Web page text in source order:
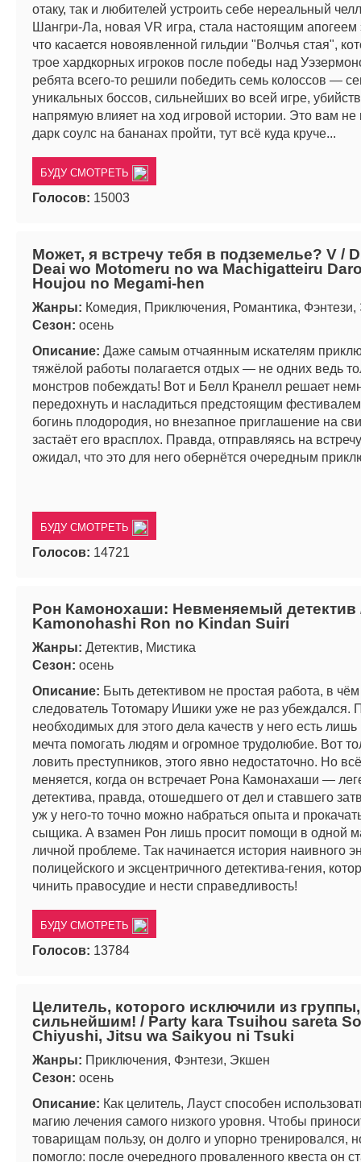
отаку, так и любителей устроить себе нереальный
Шангри-Ла, новая VR игра, стала настоящим апогеем
что касается новоявленной гильдии "Волчья стая",
трое хардкорных игроков после победы над
ребята всего-то решили победить семь колоссов —
уникальных боссов, сильнейших во всей игре,
напрямую влияет на ход игровой истории. Это вам не
дарк соулс на бананах пройти, тут всё куда круче...
БУДУ СМОТРЕТЬ
Голосов: 15003
Может, я встречу тебя в подземелье? V /
Deai wo Motomeru no wa Machigatteiru
Houjou no Megami-hen
Жанры: Комедия, Приключения, Романтика,
Сезон: осень
Описание: Даже самым отчаянным искателям
тяжёлой работы полагается отдых — не одних ведь
монстров побеждать! Вот и Белл Кранелл решает
передохнуть и насладиться предстоящим фестивалем
богинь плодородия, но внезапное приглашение на
застаёт его врасплох. Правда, отправляясь на
ожидал, что это для него обернётся очередным
БУДУ СМОТРЕТЬ
Голосов: 14721
Рон Камонохаши: Невменяемый детектив
Kamonohashi Ron no Kindan Suiri
Жанры: Детектив, Мистика
Сезон: осень
Описание: Быть детективом не простая работа, в
следователь Тотомару Ишики уже не раз убеждался.
необходимых для этого дела качеств у него есть
мечта помогать людям и огромное трудолюбие. Вот
ловить преступников, этого явно недостаточно. Но
меняется, когда он встречает Рона Камонахаши —
детектива, правда, отошедшего от дел и ставшего
уж у него-то точно можно набраться опыта и
сыщика. А взамен Рон лишь просит помощи в одной
личной проблеме. Так начинается история наивного
полицейского и эксцентричного детектива-гения,
чинить правосудие и нести справедливость!
БУДУ СМОТРЕТЬ
Голосов: 13784
Целитель, которого исключили из
сильнейшим! / Party kara Tsuihou sareta
Chiyushi, Jitsu wa Saikyou ni Tsuki
Жанры: Приключения, Фэнтези, Экшен
Сезон: осень
Описание: Как целитель, Лауст способен
магию лечения самого низкого уровня. Чтобы
товарищам пользу, он долго и упорно тренировался,
помогло: после очередного проваленного квеста он